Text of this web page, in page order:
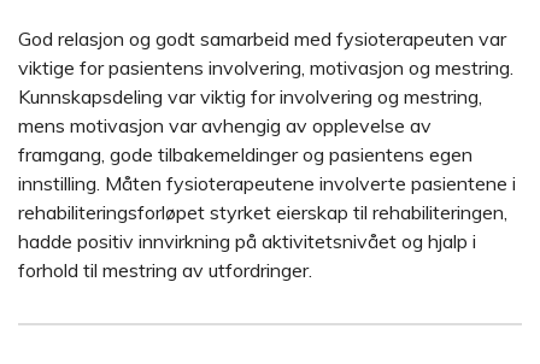
God relasjon og godt samarbeid med fysioterapeuten var
viktige for pasientens involvering, motivasjon og mestring.
Kunnskapsdeling var viktig for involvering og mestring,
mens motivasjon var avhengig av opplevelse av
framgang, gode tilbakemeldinger og pasientens egen
innstilling. Måten fysioterapeutene involverte pasientene i
rehabiliteringsforløpet styrket eierskap til rehabiliteringen,
hadde positiv innvirkning på aktivitetsnivået og hjalp i
forhold til mestring av utfordringer.